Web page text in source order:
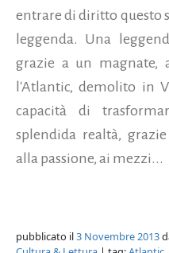
entrare di diritto questo
leggenda. Una
grazie a un magnate,
l'Atlantic, demolito in
capacità di
splendida realtà,
alla passione, ai mezzi...
pubblicato il3 Novembre 2013